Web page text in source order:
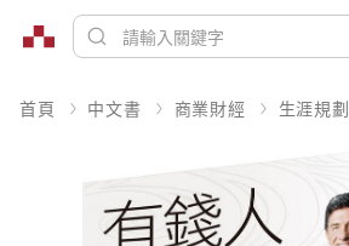
首頁 中文書 商業財經 生涯規劃